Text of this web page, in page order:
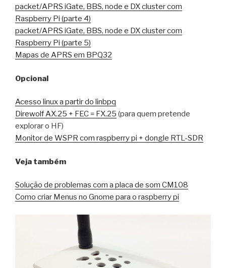
packet/APRS iGate, BBS, node e DX cluster com
Raspberry Pi (parte 4)
packet/APRS iGate, BBS, node e DX cluster com
Raspberry Pi (parte 5)
Mapas de APRS em BPQ32
Opcional
Acesso linux a partir do linbpq
Direwolf AX.25 + FEC = FX.25 (para quem pretende
explorar o HF)
Monitor de WSPR com raspberry pi + dongle RTL-SDR
Veja também
Solução de problemas com a placa de som CM108
Como criar Menus no Gnome para o raspberry pi